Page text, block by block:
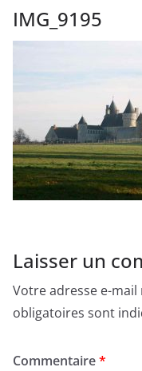
IMG_9195
Laisser un
Votre adresse e-mail
obligatoires sont
Commentaire*